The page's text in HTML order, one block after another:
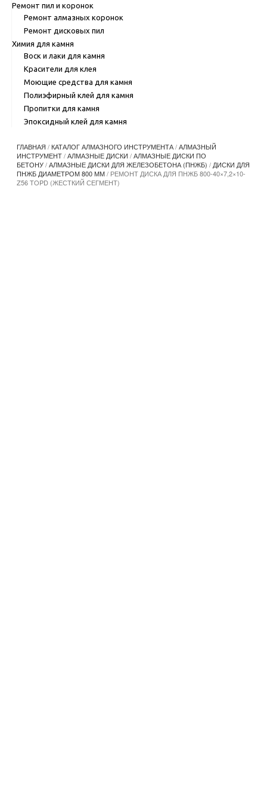
Ремонт пил и коронок
Ремонт алмазных коронок
Ремонт дисковых пил
Химия для камня
Воск и лаки для камня
Красители для клея
Моющие средства для камня
Полиэфирный клей для камня
Пропитки для камня
Эпоксидный клей для камня
ГЛАВНАЯ / КАТАЛОГ АЛМАЗНОГО ИНСТРУМЕНТА/АЛМАЗНЫЙ
ИНСТРУМЕНТ/АЛМАЗНЫЕ ДИСКИ /АЛМАЗНЫЕ ДИСКИ ПО
БЕТОНУ/АЛМАЗНЫЕ ДИСКИ ДЛЯ ЖЕЛЕЗОБЕТОНА (ПНЖБ) / ДИСКИ ДЛЯ
ПНЖБ ДИАМЕТРОМ 800 ММ/ РЕМОНТ ДИСКА ДЛЯ ПНЖБ 800-40×7,2×10-
Z56 TOPD (ЖЕСТКИЙ СЕГМЕНТ)